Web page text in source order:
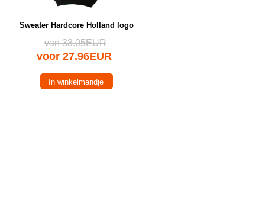
Sweater Hardcore Holland logo
van 33.05EUR
voor 27.96EUR
In winkelmandje